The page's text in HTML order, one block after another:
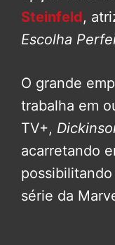
Steinfeld,
Escolha
O grande
trabalha em
TV+,
acarretando
série da